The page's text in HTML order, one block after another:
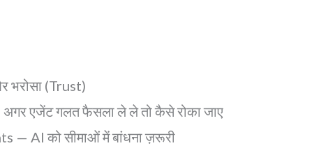
भरोसा (Trust)
एजेंट गलत फैसला ले ले तो कैसे रोका जाए
— AI को सीमाओं में बांधना ज़रूरी